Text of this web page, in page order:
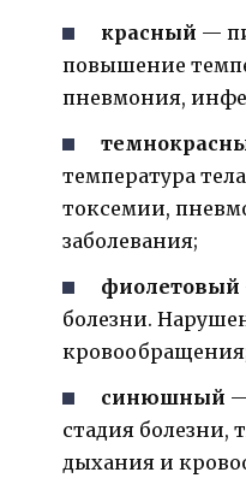
красный —
повышение
пневмония,
температура
токсемии,
заболевания;
фиолетовый
болезни.
синюшный
стадия болезни,
дыхания и